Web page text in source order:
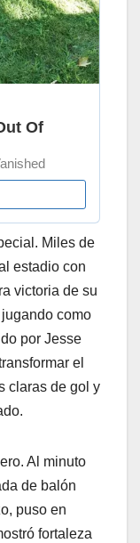
Miles de
estadio con
victoria de su
como
por Jesse
el
claras de gol y
Al minuto
de balón
puso en
fortaleza